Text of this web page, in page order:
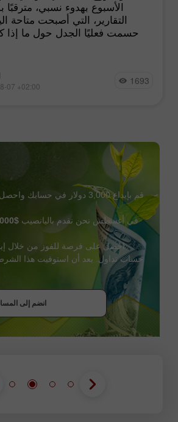
الأسبوع بهدوء نسبي،
التقارير، التي أصبحت متاحة
حسمت فعليًا الجدل حول ما إذا
07 +02:00 1693
انضم إلى
قم بإيداع 3,000 دولار في حسابك واحصل على
في أغسطس نحن نقدم باليانصيب $1,000
حساب تداول. بعد أن استوفيت هذا
انضم إلى
احصل على